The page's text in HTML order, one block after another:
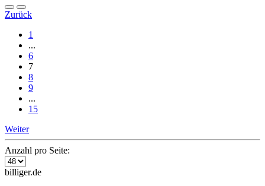
Zurück
1
...
6
7
8
9
...
15
Weiter
Anzahl pro Seite:
billiger.de